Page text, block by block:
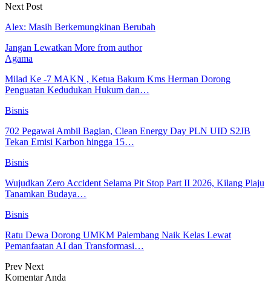
Next Post
Alex: Masih Berkemungkinan Berubah
Jangan Lewatkan More from author
Agama
Milad Ke -7 MAKN , Ketua Bakum Kms Herman Dorong
Penguatan Kedudukan Hukum dan…
Bisnis
702 Pegawai Ambil Bagian, Clean Energy Day PLN UID S2JB
Tekan Emisi Karbon hingga 15…
Bisnis
Wujudkan Zero Accident Selama Pit Stop Part II 2026, Kilang Plaju
Tanamkan Budaya…
Bisnis
Ratu Dewa Dorong UMKM Palembang Naik Kelas Lewat
Pemanfaatan AI dan Transformasi…
Prev Next
Komentar Anda